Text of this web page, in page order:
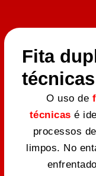
Fita
O uso de
técnicas é
processos
limpos. No